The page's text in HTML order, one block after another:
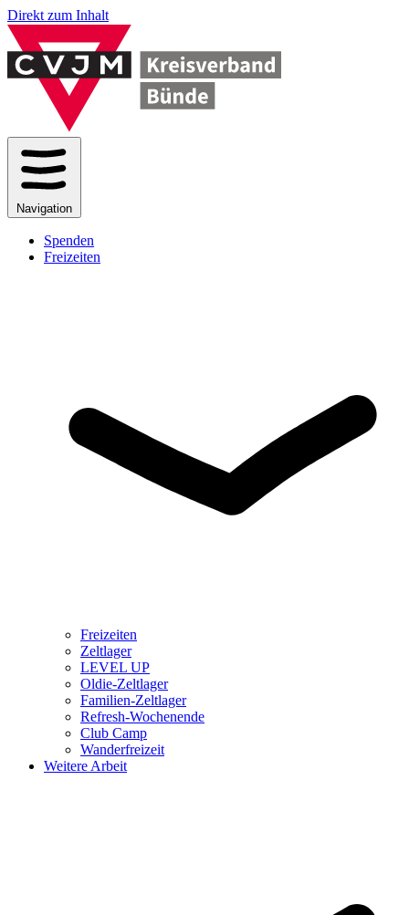
Direkt zum Inhalt
Navigation
Spenden
Freizeiten
Freizeiten
Zeltlager
LEVEL UP
Oldie-Zeltlager
Familien-Zeltlager
Refresh-Wochenende
Club Camp
Wanderfreizeit
Weitere Arbeit